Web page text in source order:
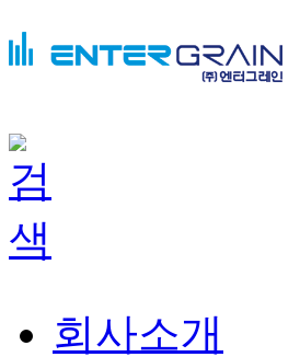
회사소개